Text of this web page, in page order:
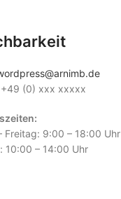
+49 (0) xxx xxxxx
Freitag: 9:00 – 18:00 Uhr
10:00 – 14:00 Uhr